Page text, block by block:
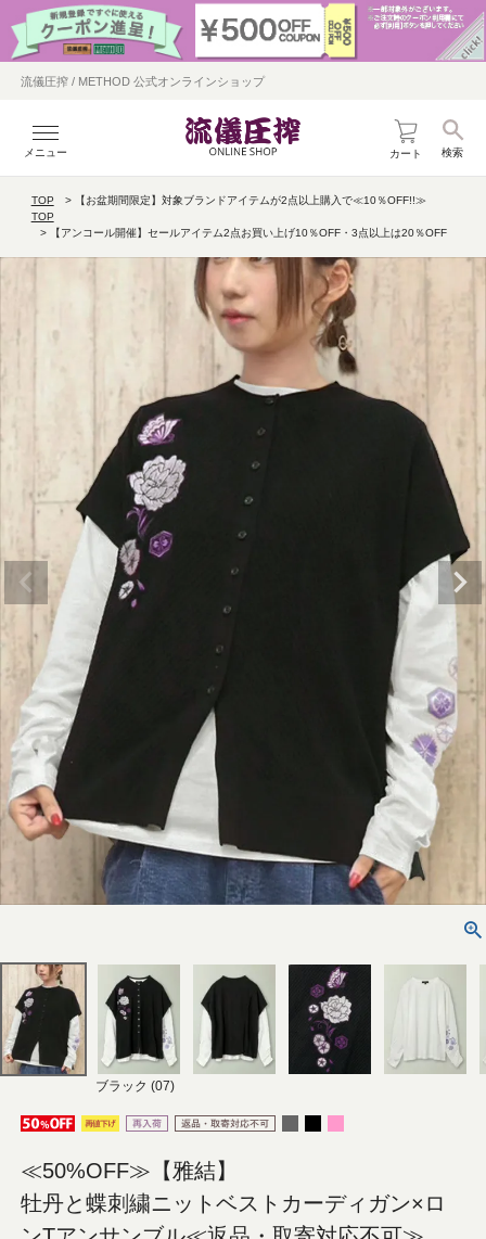
流儀圧搾 / METHOD 公式オンラインショップ
メニュー カート 検索
TOP
【お盆期間限定】対象ブランドアイテムが2点以上購入で≪10％OFF!!≫
TOP
【アンコール開催】セールアイテム2点お買い上げ10％OFF・3点以上は20％OFF
ブラック (07)
≪50%OFF≫【雅結】
牡丹と蝶刺繍ニットベストカーディガン×ロ